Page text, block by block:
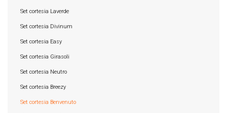
Set cortesia Laverde
Set cortesia Divinum
Set cortesia Easy
Set cortesia Girasoli
Set cortesia Neutro
Set cortesia Breezy
Set cortesia Benvenuto